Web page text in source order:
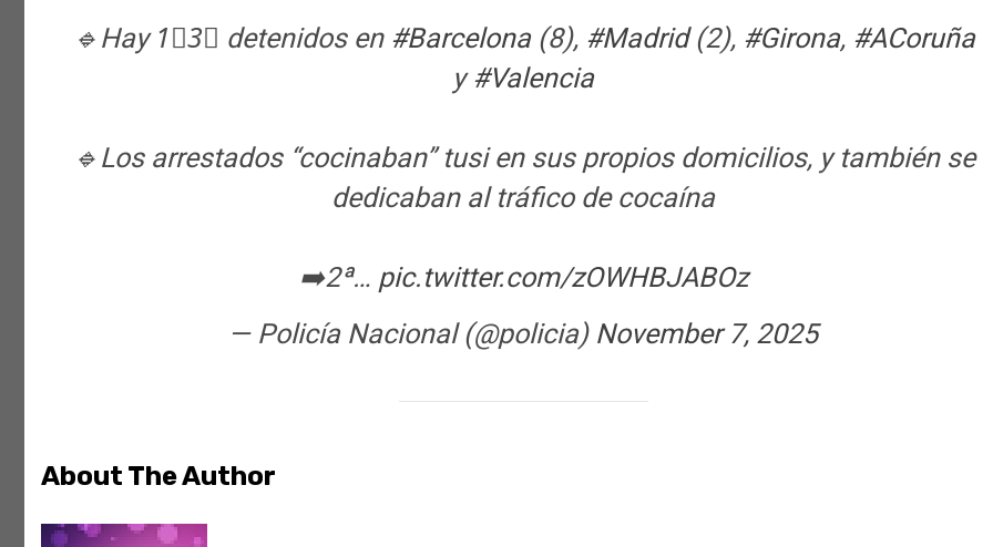
🔹Hay 1⃣3⃣ detenidos en #Barcelona(8), #Madrid(2), #Girona, #ACoruña
y#Valencia
🔹Los arrestados “cocinaban” tusi en sus propios domicilios, y también se
dedicaban al tráfico de cocaína
➡️2ª… pic.twitter.com/zOWHBJABOz
— Policía Nacional (@policia) November 7, 2025
About The Author